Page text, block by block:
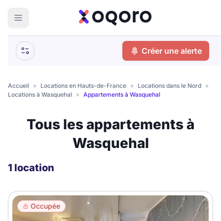
Votre
Que recherchez-vous ?
Logement entier
Coliving
Résidence étudiante
Meublé ?
recherche
Créer une alerte
Accueil » Locations en Hauts-de-France » Locations dans le Nord »
Locations à Wasquehal » Appartements à Wasquehal
Tous les appartements à
Wasquehal
1 location
Occupée